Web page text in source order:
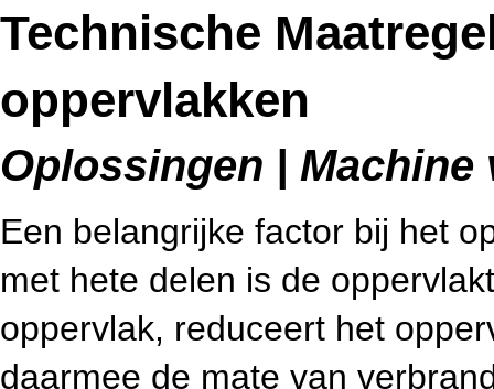
Technische
oppervlakken
Oplossingen |
Een belangrijke factor bij het
met hete delen is de
oppervlak, reduceert het
daarmee de mate van